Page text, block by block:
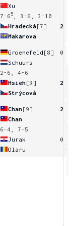
Xu
7-6 5
, 3-6, 3-10
Hradecká[7]
2
Makarova
Groenefeld [8]
0
Schuurs
2-6, 4-6
Hsieh[3]
2
Strýcová
Chan[9]
2
Chan
6-4, 7-5
Jurak
0
Olaru